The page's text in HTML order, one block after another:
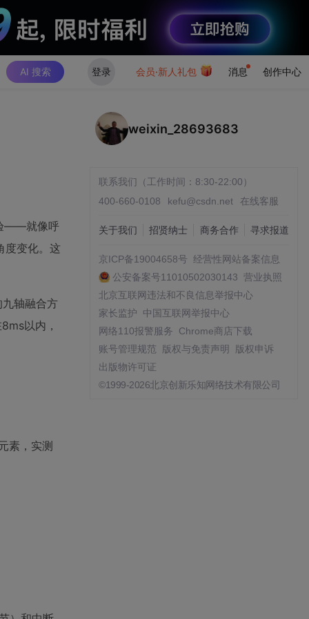
AI 搜索 登录 会员·新人礼包 消息 创作中心
——就像呼
度变化。这
轴融合方
以内，
素，实测
weixin_28693683
联系我们（工作时间：8:30-22:00）
400-660-0108
kefu@csdn.net 在线客服
关于我们 招贤纳士 商务合作 寻求报道
京ICP备19004658号 经营性网站备案信息
公安备案号11010502030143 营业执照
北京互联网违法和不良信息举报中心
家长监护
中国互联网举报中心
网络110报警服务
Chrome商店下载
账号管理规范
版权与免责声明
版权申诉
出版物许可证
©1999-2026北京创新乐知网络技术有限公司